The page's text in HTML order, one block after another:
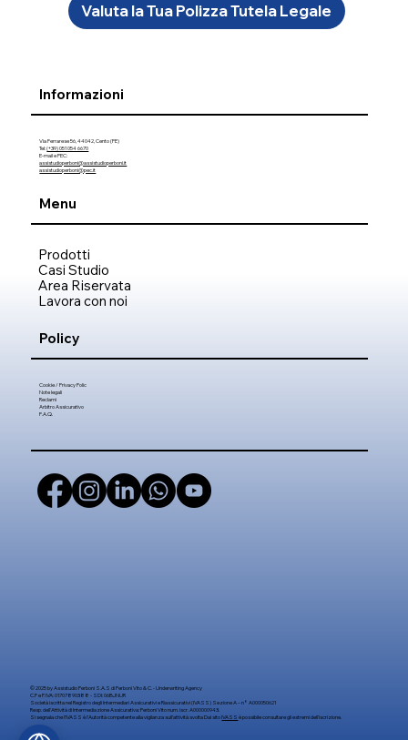
Valuta la Tua Polizza Tutela Legale
© 2025 byAssistudio Perboni S.A.S di Perboni Vito & C. - Underwriting Agency
C.F e P. IVA: 01707890388 - SDI: 06BJNUR
Società iscritta nel Registro degli Intermediari Assicurativi e Riassicurativi (IVASS) Sezione A – n° A000050621
Resp. dell'Attività di Intermediazione Assicurativa: Perboni Vito num. iscr. A000000943.
Si segnala che l’IVASS è l’Autorità competente alla vigilanza sull’attività svolta Dal sitoIVASS è possibile consultare gli estremi dell'iscrizione.
Informazioni
Via Ferrarese 56, 44042, Cento (FE)
Tel:(+39) 051 054 6670
E-mail e PEC:
assistudioperboni@assistudioperboni.it
assistudioperboni@pec.it
Menu
Prodotti
Casi Studio
Area Riservata
Lavora con noi
Policy
Cookie / Privacy Polic
Note legali
Reclami
Arbitro Assicurativo
F.A.Q.